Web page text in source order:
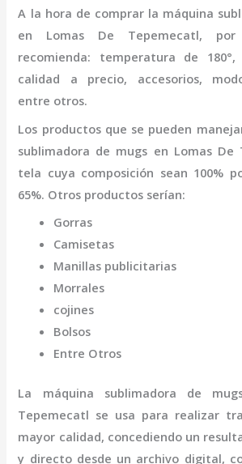
A la hora de comprar la máquina
en Lomas De Tepemecatl,
recomienda: temperatura de
calidad a precio, accesorios,
entre otros.
Los productos que se pueden
sublimadora de mugs en Lomas De
tela cuya composición sean 100%
65%. Otros productos serían:
Gorras
Camisetas
Manillas publicitarias
Morrales
cojines
Bolsos
Entre Otros
La máquina sublimadora de
Tepemecatl se usa para realizar
mayor calidad, concediendo un
y directo desde un archivo digital,